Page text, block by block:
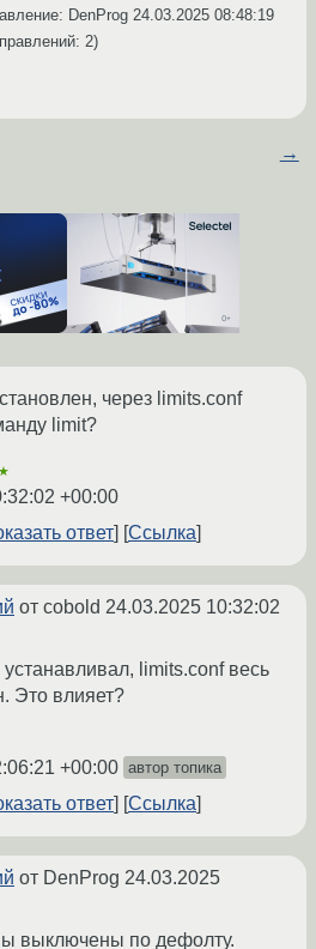
DenProg 24.03.2025 08:48:19
2)
→
через limits.conf
limit?
+00:00
ответ Ссылка
от cobold 24.03.2025 10:32:02
limits.conf весь
Это влияет?
+00:00 автор топика
ответ Ссылка
от DenProg 24.03.2025
выключены по дефолту.